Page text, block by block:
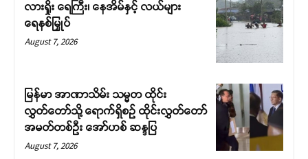
လားရှိုး ရေကြီး၊ နေအိမ်နှင့် လယ်များ
ရေနစ်မြှုပ်
August 7, 2026
မြန်မာ အာဏာသိမ်း သမ္မတ ထိုင်း
လွှတ်တော်သို့ ရောက်ရှိစဉ် ထိုင်းလွှတ်တော်
အမတ်တစ်ဦး အော်ဟစ် ဆန္ဒပြ
August 7, 2026